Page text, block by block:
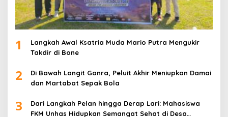
1
Langkah Awal Ksatria Muda Mario Putra Mengukir
Takdir di Bone
2
Di Bawah Langit Ganra, Peluit Akhir Meniupkan Damai
dan Martabat Sepak Bola
3
Dari Langkah Pelan hingga Derap Lari: Mahasiswa
FKM Unhas Hidupkan Semangat Sehat di Desa